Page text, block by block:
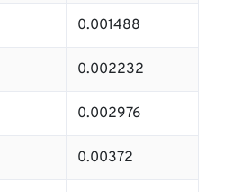
0.001488
0.002232
0.002976
0.00372